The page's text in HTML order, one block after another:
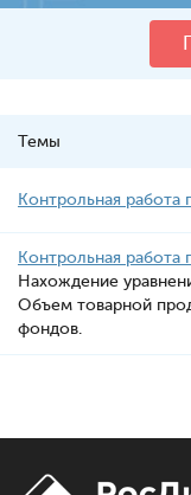
Темы
Контрольная работа
Контрольная работа
Нахождение
Объем товарной
фондов.